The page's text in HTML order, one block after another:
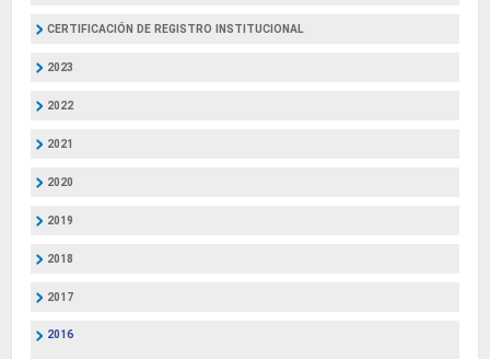
CERTIFICACIÓN DE REGISTRO INSTITUCIONAL
2023
2022
2021
2020
2019
2018
2017
2016